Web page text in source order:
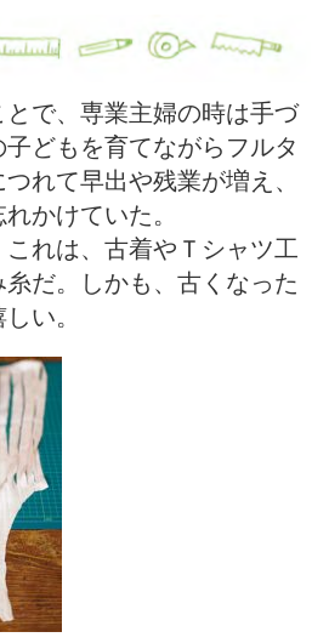
で、専業主婦の時は手づ
どもを育てながらフルタ
れて早出や残業が増え、
かけていた。
れは、古着やＴシャツ工
だ。しかも、古くなった
い。